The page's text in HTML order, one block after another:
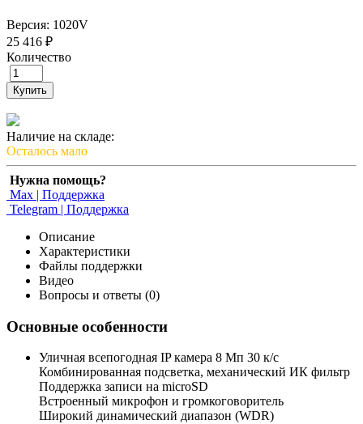
Версия: 1020V
25 416 ₽
Количество
Купить
Наличие на складе:
Осталось мало
Нужна помощь?
Max | Поддержка
Telegram | Поддержка
Описание
Характеристики
Файлы поддержки
Видео
Вопросы и ответы (0)
Основные особенности
Уличная всепогодная IP камера 8 Мп 30 к/с
Комбинированная подсветка, механический ИК фильтр
Поддержка записи на microSD
Встроенный микрофон и громкоговоритель
Широкий динамический диапазон (WDR)